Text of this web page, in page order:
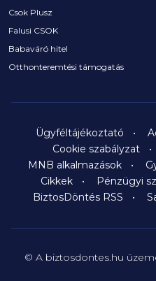
Csok Plusz
Falusi CSOK
Babaváró hitel
Otthonteremtési támogatás
Ügyféltájékoztató
Cookie szabályzat
MNB alkalmazások
Cikkek
Pénzügyi
BiztosDöntés RSS
© A biztosdontes.hu